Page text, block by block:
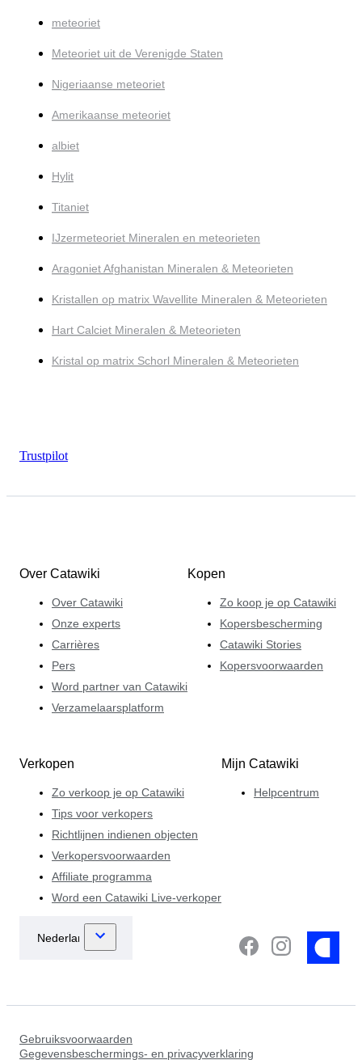
meteoriet
Meteoriet uit de Verenigde Staten
Nigeriaanse meteoriet
Amerikaanse meteoriet
albiet
Hylit
Titaniet
IJzermeteoriet Mineralen en meteorieten
Aragoniet Afghanistan Mineralen & Meteorieten
Kristallen op matrix Wavellite Mineralen & Meteorieten
Hart Calciet Mineralen & Meteorieten
Kristal op matrix Schorl Mineralen & Meteorieten
Trustpilot
Over Catawiki
Over Catawiki
Onze experts
Carrières
Pers
Word partner van Catawiki
Verzamelaarsplatform
Kopen
Zo koop je op Catawiki
Kopersbescherming
Catawiki Stories
Kopersvoorwaarden
Verkopen
Zo verkoop je op Catawiki
Tips voor verkopers
Richtlijnen indienen objecten
Verkopersvoorwaarden
Affiliate programma
Word een Catawiki Live-verkoper
Mijn Catawiki
Helpcentrum
Gebruiksvoorwaarden
Gegevensbeschermings- en privacyverklaring